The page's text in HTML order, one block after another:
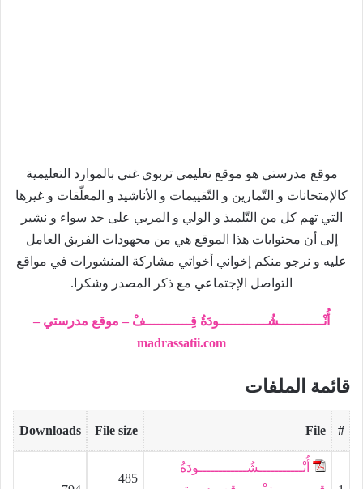
موقع مدرستي هو موقع تعليمي تربوي غني بالموارد التعليمية
كالإمتحانات و التّمارين و التّقييمات و الأناشيد و المعلّقات و غيرها
التي تهم كل من التّلميذ و الولي و المربي على حد سواء و نشير
إلى أن محتوايات هذا الموقع هي من مجهودات الفريق العامل
عليه و نرجو منكم إخواني أخواتي مشاركة المنشورات في مواقع
التواصل الإجتماعي مع ذكر المصدر وشكرا.
أُنْـــــــــــشُــــــــــــودَةُ قِـــــــــــفْ – موقع مدرستي –
madrassatii.com
قائمة الملفات
#
File
File size
Downloads
أُنْـــــــــــشُــــــــــــودَةُ
485